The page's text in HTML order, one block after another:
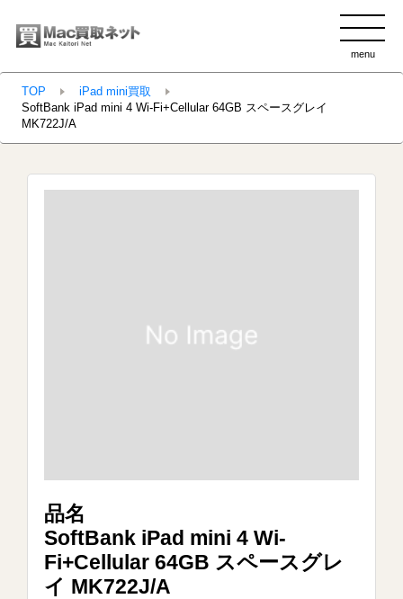
menu
TOP
iPad mini買取
SoftBank iPad mini 4 Wi-Fi+Cellular 64GB スペースグレイ
MK722J/A
品名
SoftBank iPad mini 4 Wi-
Fi+Cellular 64GB スペースグレ
イ MK722J/A